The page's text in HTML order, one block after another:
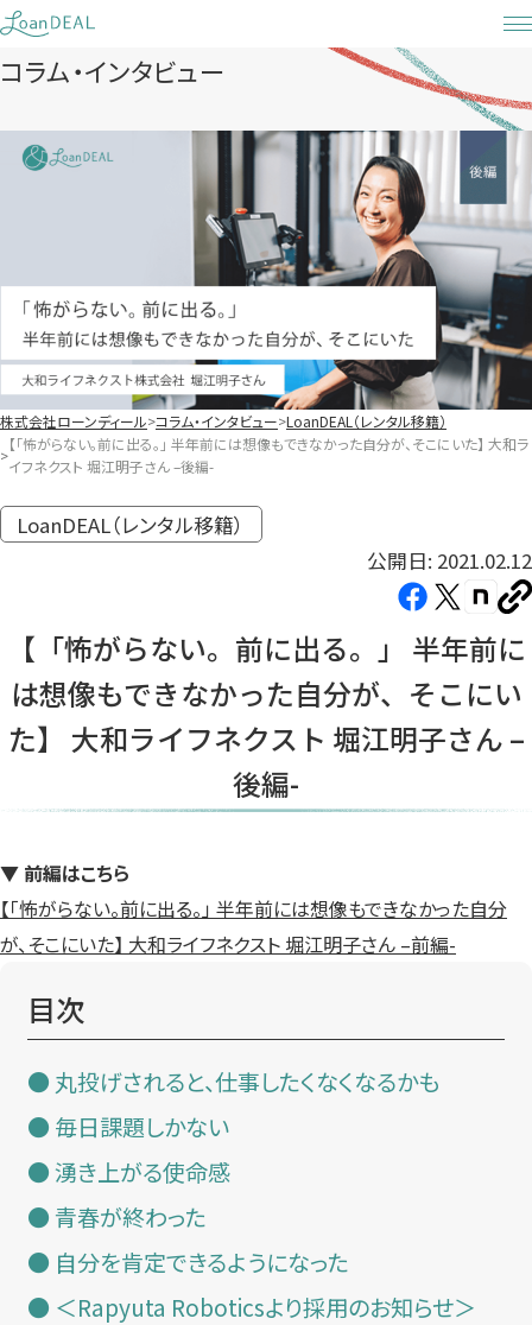
Skip
to
content
コラム・インタビュー
株式会社ローンディール コラム・インタビュー LoanDEAL（レンタル移籍）
【「怖がらない。前に出る。」 半年前には想像もできなかった自分が、そこにいた】 大和ラ
イフネクスト 堀江明子さん –後編-
LoanDEAL（レンタル移籍）
公開日: 2021.02.12
Facebook（新
タ
で
き
X（新
い
タ
ブ
で
き
note（新
い
タ
で
き
コ
ピ
ー
【「怖がらない。前に出る。」 半年前に
は想像もできなかった自分が、そこにい
た】 大和ライフネクスト 堀江明子さん –
後編-
▼ 前編はこちら
【「怖がらない。前に出る。」 半年前には想像もできなかった自分
が、そこにいた】 大和ライフネクスト 堀江明子さん –前編-
目次
丸投げされると、仕事したくなくなるかも
毎日課題しかない
湧き上がる使命感
青春が終わった
自分を肯定できるようになった
＜Rapyuta Roboticsより採用のお知らせ＞